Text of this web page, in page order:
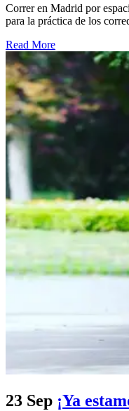
Correr en Madrid por
para la práctica de los
Read More
23 Sep ¡Ya